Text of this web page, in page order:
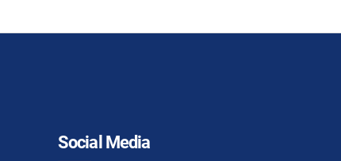
Social Media